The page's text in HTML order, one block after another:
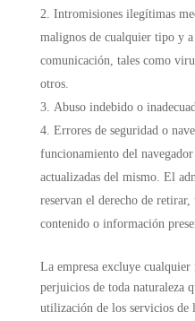
Intromisiones ilegítimas
malignos de cualquier tipo y
comunicación, tales como
otros.
Abuso indebido o
Errores de seguridad o
funcionamiento del
actualizadas del mismo. El
reservan el derecho de
contenido o información
La empresa excluye
perjuicios de toda naturaleza
utilización de los servicios de